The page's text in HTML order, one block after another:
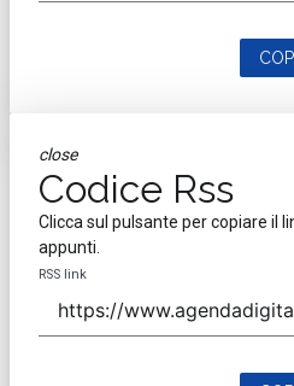
close
Codice Rss
Clicca sul pulsante per copiare il
appunti.
RSS link